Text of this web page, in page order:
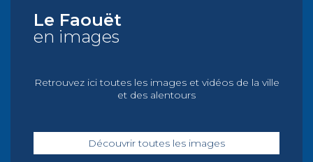
Le Faouët
en images
Retrouvez ici toutes les images et vidéos de la ville
et des alentours
Découvrir toutes les images